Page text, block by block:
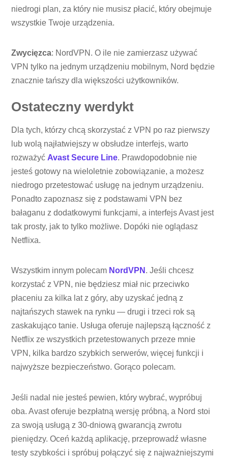
niedrogi plan, za który nie musisz płacić, który obejmuje
wszystkie Twoje urządzenia.
Zwycięzca: NordVPN. O ile nie zamierzasz używać
VPN tylko na jednym urządzeniu mobilnym, Nord będzie
znacznie tańszy dla większości użytkowników.
Ostateczny werdykt
Dla tych, którzy chcą skorzystać z VPN po raz pierwszy
lub wolą najłatwiejszy w obsłudze interfejs, warto
rozważyć Avast Secure Line. Prawdopodobnie nie
jesteś gotowy na wieloletnie zobowiązanie, a możesz
niedrogo przetestować usługę na jednym urządzeniu.
Ponadto zapoznasz się z podstawami VPN bez
bałaganu z dodatkowymi funkcjami, a interfejs Avast jest
tak prosty, jak to tylko możliwe. Dopóki nie oglądasz
Netflixa.
Wszystkim innym polecam NordVPN . Jeśli chcesz
korzystać z VPN, nie będziesz miał nic przeciwko
płaceniu za kilka lat z góry, aby uzyskać jedną z
najtańszych stawek na rynku — drugi i trzeci rok są
zaskakująco tanie. Usługa oferuje najlepszą łączność z
Netflix ze wszystkich przetestowanych przeze mnie
VPN, kilka bardzo szybkich serwerów, więcej funkcji i
najwyższe bezpieczeństwo. Gorąco polecam.
Jeśli nadal nie jesteś pewien, który wybrać, wypróbuj
oba. Avast oferuje bezpłatną wersję próbną, a Nord stoi
za swoją usługą z 30-dniową gwarancją zwrotu
pieniędzy. Oceń każdą aplikację, przeprowadź własne
testy szybkości i spróbuj połączyć się z najważniejszymi